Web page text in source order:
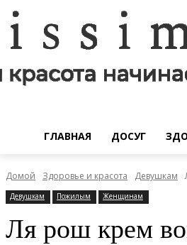
ГЛАВНАЯ ДОСУГ
Домой Здоровье и красота Девушкам
Девушкам Пожилым Женщинам
Ля рош крем